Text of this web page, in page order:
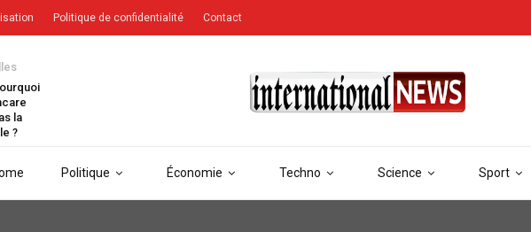
Politique Économie Techno Science Sport
la
?
Politique de confidentialité Contact